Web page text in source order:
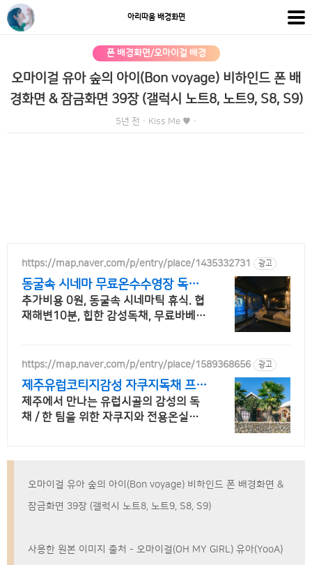
아리따움 배경화면
폰 배경화면/오마이걸 배경
오마이걸 유아 숲의 아이(Bon voyage) 비하인드 폰 배
경화면 & 잠금화면 39장 (갤럭시 노트8, 노트9, S8, S9)
5년 전 · Kiss Me ♥ ·
https://map.naver.com/p/entry/place/1435332731 광고
동굴속 시네마 무료온수수영장 독특
하고 아늑한 나만의아지트
추가비용 0원, 동굴속 시네마틱 휴식. 협
재해변10분, 힙한 감성독채, 무료바베큐
행의 완성
https://map.naver.com/p/entry/place/1589368656 광고
제주유럽코티지감성 자쿠지독채 프라
이빗 제주여행, 유럽감성
제주에서 만나는 유럽시골의 감성의 독
채 / 한 팀을 위한 자쿠지와 전용온실바
오마이걸 유아 숲의 아이(Bon voyage) 비하인드 폰 배경화면 &
잠금화면 39장 (갤럭시 노트8, 노트9, S8, S9)
사용한 원본 이미지 출처 - 오마이걸(OH MY GIRL) 유아(YooA)